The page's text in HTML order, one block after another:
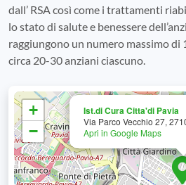
dall’ RSA così come i trattamenti
lo stato di salute e benessere
raggiungono un numero massimo di
circa 20-30 anziani ciascuno.
Ist.di Cura Citta'di Pavia
Via Parco Vecchio 27,
Apri in Google Maps
+
−